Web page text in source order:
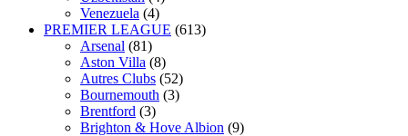
Venezuela (4)
PREMIER LEAGUE (613)
Arsenal (81)
Aston Villa (8)
Autres Clubs (52)
Bournemouth (3)
Brentford (3)
Brighton & Hove Albion (9)